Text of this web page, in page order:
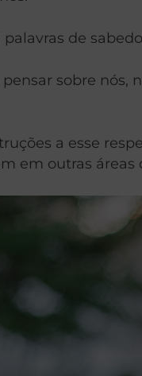
palavras de
sobre nós,
a esse
em outras áreas